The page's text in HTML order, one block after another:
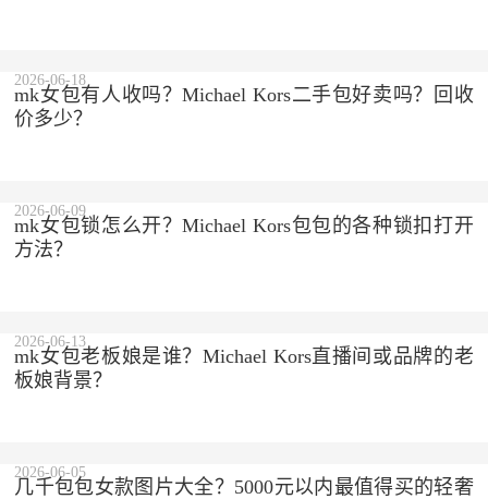
mk女包有人收吗？Michael Kors二手包好卖吗？回收
价多少？
2026-06-18
mk女包锁怎么开？Michael Kors包包的各种锁扣打开
方法？
2026-06-09
mk女包老板娘是谁？Michael Kors直播间或品牌的老
板娘背景？
2026-06-13
几千包包女款图片大全？5000元以内最值得买的轻奢
2026-06-05